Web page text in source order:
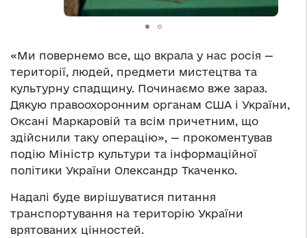
«Ми повернемо все, що вкрала у нас росія —
території, людей, предмети мистецтва та
культурну спадщину. Починаємо вже зараз.
Дякую правоохоронним органам США і України,
Оксані Маркаровій та всім причетним, що
здійснили таку операцію», — прокоментував
подію Міністр культури та інформаційної
політики України Олександр Ткаченко.
Надалі буде вирішуватися питання
транспортування на територію України
врятованих цінностей.